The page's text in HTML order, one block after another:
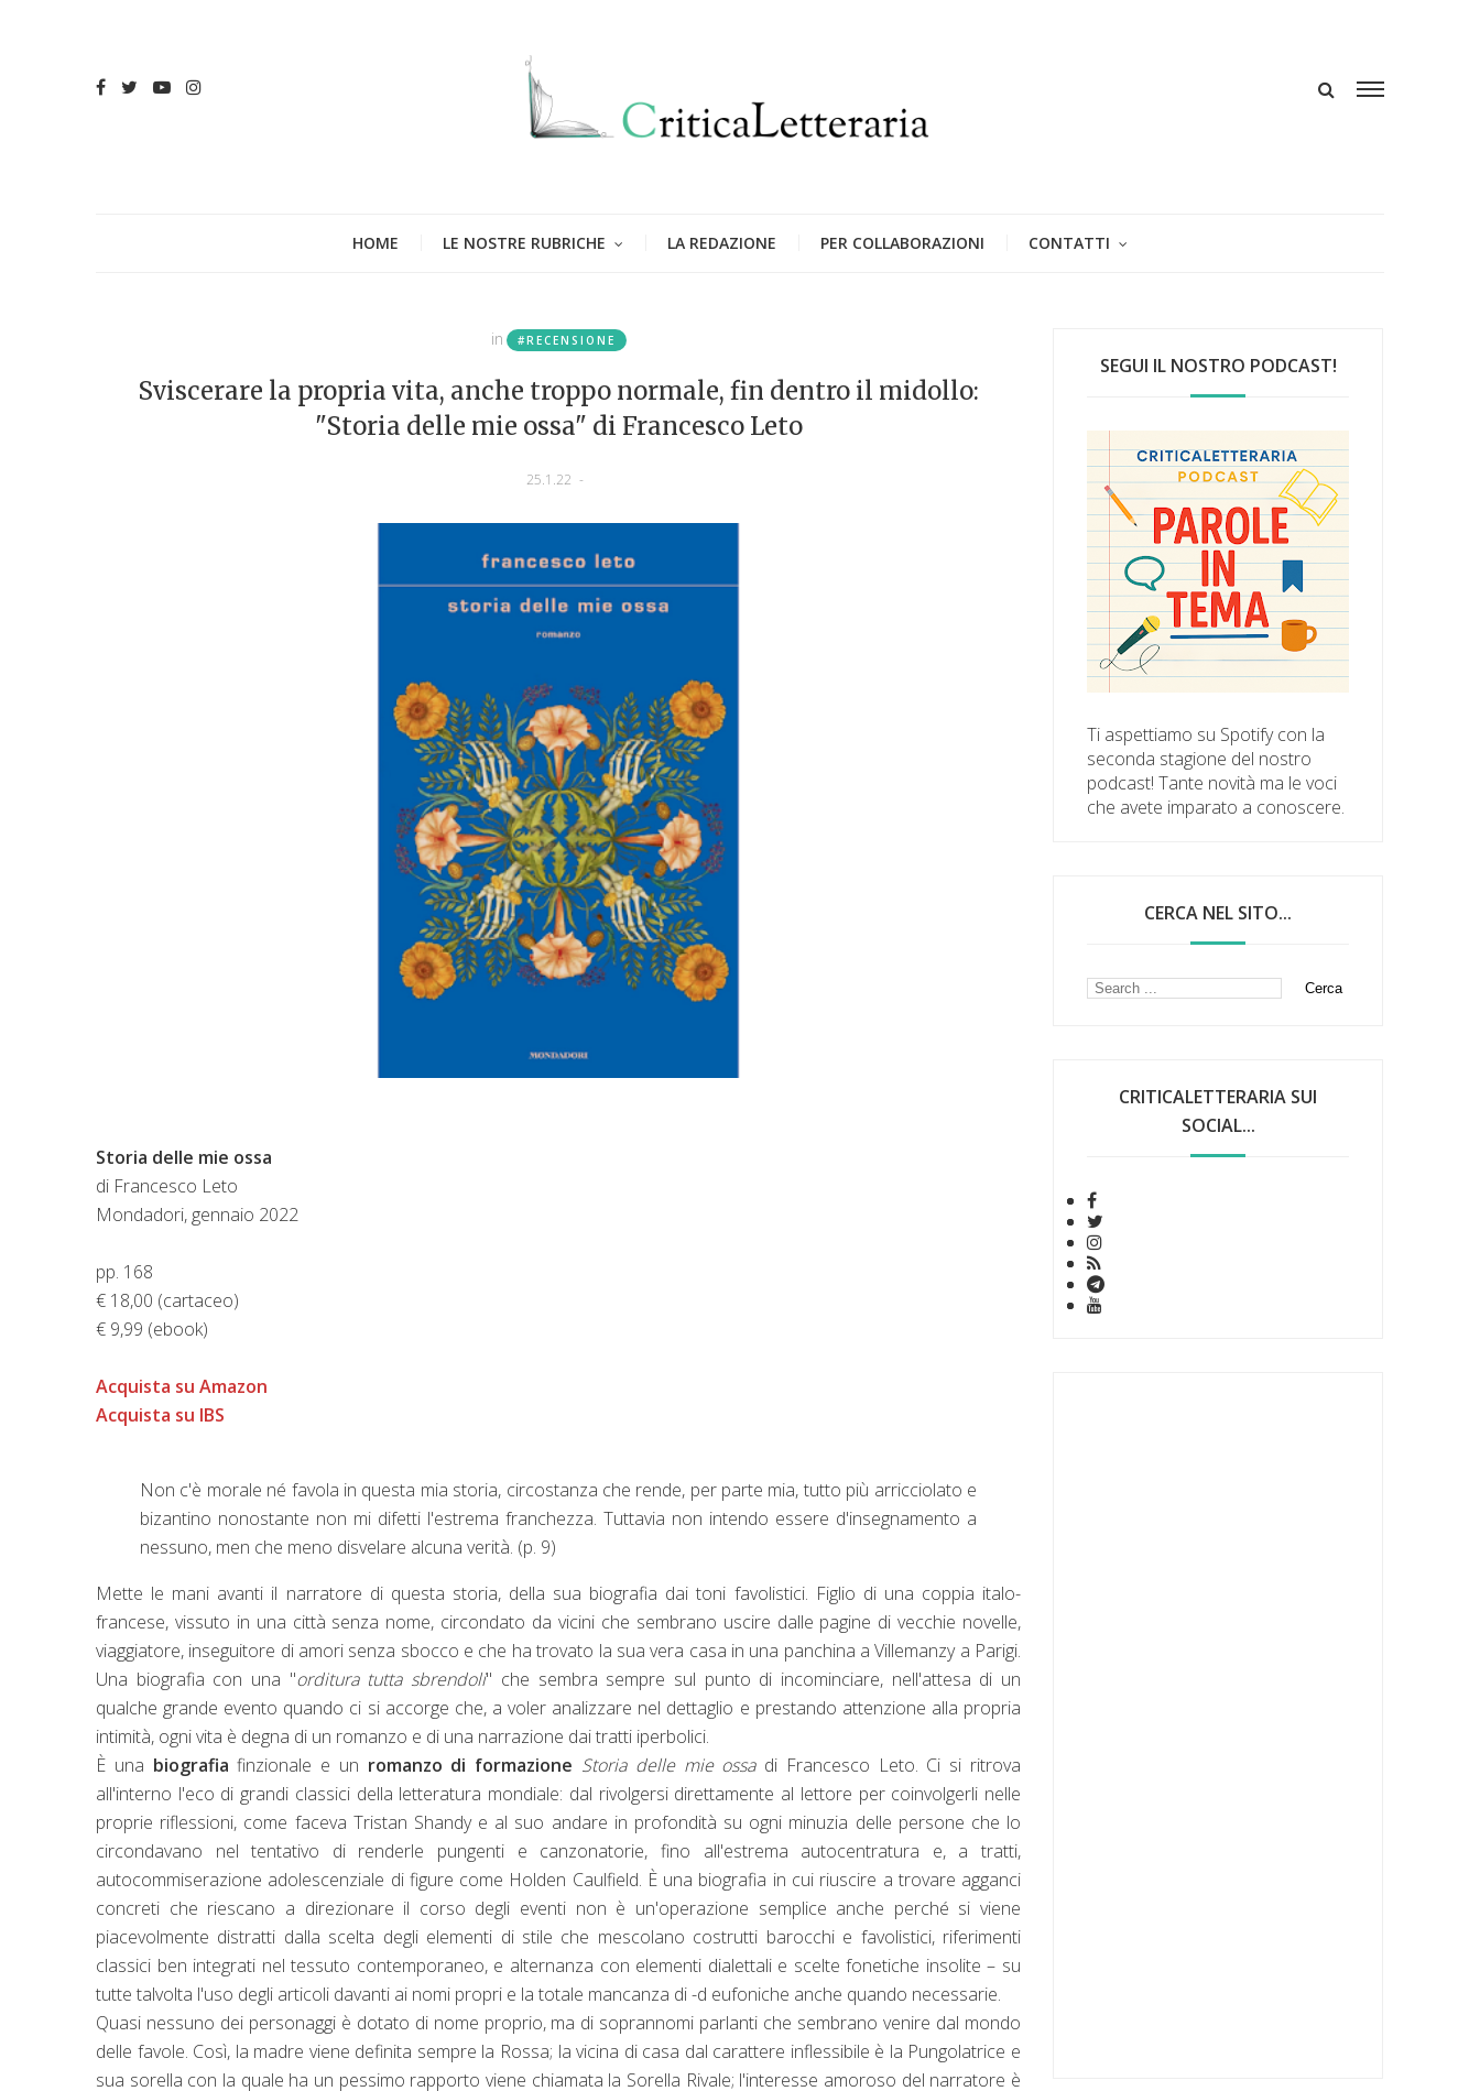
HOME LE NOSTRE RUBRICHE LA REDAZIONE PER COLLABORAZIONI CONTATTI
in #RECENSIONE
Sviscerare la propria vita, anche troppo normale, fin dentro il midollo:
"Storia delle mie ossa" di Francesco Leto
25.1.22 -
Storia delle mie ossa
di Francesco Leto
Mondadori, gennaio 2022
pp. 168
€ 18,00 (cartaceo)
€ 9,99 (ebook)
Acquista su Amazon
Acquista su IBS
Non c'è morale né favola in questa mia storia, circostanza che rende, per parte mia, tutto più arricciolato e
bizantino nonostante non mi difetti l'estrema franchezza. Tuttavia non intendo essere d'insegnamento a
nessuno, men che meno disvelare alcuna verità. (p. 9)
Mette le mani avanti il narratore di questa storia, della sua biografia dai toni favolistici. Figlio di una coppia italo-
francese, vissuto in una città senza nome, circondato da vicini che sembrano uscire dalle pagine di vecchie novelle,
viaggiatore, inseguitore di amori senza sbocco e che ha trovato la sua vera casa in una panchina a Villemanzy a Parigi.
Una biografia con una "orditura tutta sbrendoli" che sembra sempre sul punto di incominciare, nell'attesa di un
qualche grande evento quando ci si accorge che, a voler analizzare nel dettaglio e prestando attenzione alla propria
intimità, ogni vita è degna di un romanzo e di una narrazione dai tratti iperbolici.
È una biografia finzionale e un romanzo di formazione Storia delle mie ossadi Francesco Leto. Ci si ritrova
all'interno l'eco di grandi classici della letteratura mondiale: dal rivolgersi direttamente al lettore per coinvolgerli nelle
proprie riflessioni, come faceva Tristan Shandy e al suo andare in profondità su ogni minuzia delle persone che lo
circondavano nel tentativo di renderle pungenti e canzonatorie, fino all'estrema autocentratura e, a tratti,
autocommiserazione adolescenziale di figure come Holden Caulfield. È una biografia in cui riuscire a trovare agganci
concreti che riescano a direzionare il corso degli eventi non è un'operazione semplice anche perché si viene
piacevolmente distratti dalla scelta degli elementi di stile che mescolano costrutti barocchi e favolistici, riferimenti
classici ben integrati nel tessuto contemporaneo, e alternanza con elementi dialettali e scelte fonetiche insolite – su
tutte talvolta l'uso degli articoli davanti ai nomi propri e la totale mancanza di -d eufoniche anche quando necessarie.
Quasi nessuno dei personaggi è dotato di nome proprio, ma di soprannomi parlanti che sembrano venire dal mondo
delle favole. Così, la madre viene definita sempre la Rossa; la vicina di casa dal carattere inflessibile è la Pungolatrice e
sua sorella con la quale ha un pessimo rapporto viene chiamata la Sorella Rivale; l'interesse amoroso del narratore è
SEGUI IL NOSTRO PODCAST!
Ti aspettiamo su Spotify con la
seconda stagione del nostro
podcast! Tante novità ma le voci
che avete imparato a conoscere.
CERCA NEL SITO...
CRITICALETTERARIA SUI
SOCIAL...